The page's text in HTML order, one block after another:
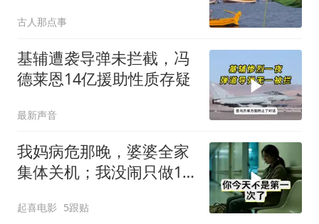
古人那点事
基辅遭袭导弹未拦截，冯
德莱恩14亿援助性质存疑
最新声音
我妈病危那晚，婆婆全家
集体关机；我没闹只做1
你是不是疯了？
起喜电影 5跟贴